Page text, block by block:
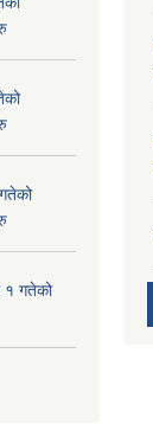
१ गतेको